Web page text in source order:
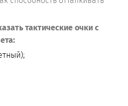
тактические очки с